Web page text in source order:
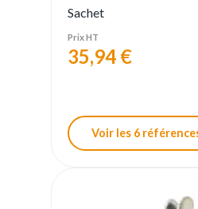
Sachet
Prix HT
35,94 €
Voir les 6